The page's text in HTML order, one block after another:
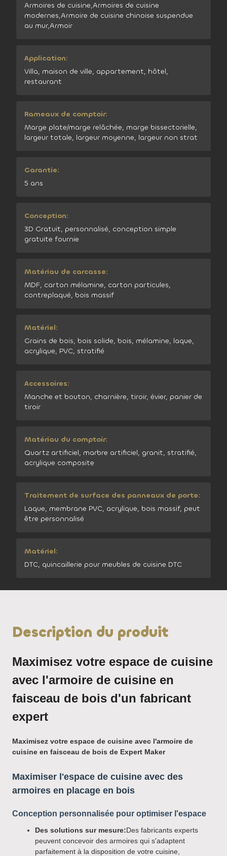
Armoires de cuisine,Armoires de cuisine
modernes,Armoire de cuisine chinoise suspendue
au mur,Armoir
Application:
Villa, maison de ville, appartement, hôtel,
restaurant
Rameaux de comptoir:
Marge plate/marge relâchée, marge bissectorielle,
largeur totale, largeur moyenne, largeur non strat
Garantie:
5 ans
Conception:
3D Gratuit, personnalisé, conception simple
gratuite fournie
Matériau de carcasse:
MDF, carton mélamine, carton particules,
contreplaqué, bois massif
Matériel:
Grains de bois, bois solide, bois, mélamine, laque,
acrylique, PVC, stratifié
Accessoires:
Manche et bouton, charnière, tiroir, évier, panier de
tiroir
Matériau du comptoir:
Quartz artificiel, marbre artificiel, granit, stratifié,
acrylique composite
Traitement de surface des panneaux de porte:
Laque, membrane PVC, acrylique, bois massif, peut
être personnalisé
Matériel:
DTC, quincaillerie pour meubles de cuisine DTC
Description du produit
Maximisez votre espace de cuisine
avec l'armoire de cuisine en
faisceau de bois d'un fabricant
expert
Maximisez votre espace de cuisine avec l'armoire de
cuisine en faisceau de bois de Expert Maker
Maximiser l'espace de cuisine avec des
armoires en placage en bois
Conception personnalisée pour optimiser l'espace
Des solutions sur mesure:Des fabricants experts
peuvent concevoir des armoires qui s'adaptent
parfaitement à la disposition de votre cuisine,